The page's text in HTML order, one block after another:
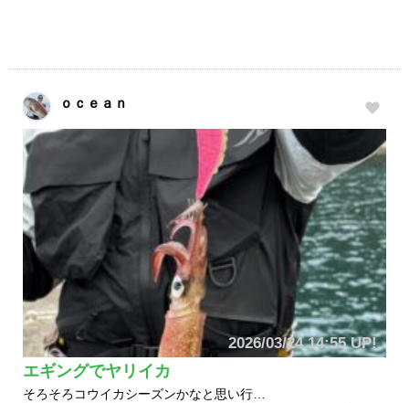
ｏｃｅａｎ
2026/03/24 14:55 UP!
エギングでヤリイカ
そろそろコウイカシーズンかなと思い行…